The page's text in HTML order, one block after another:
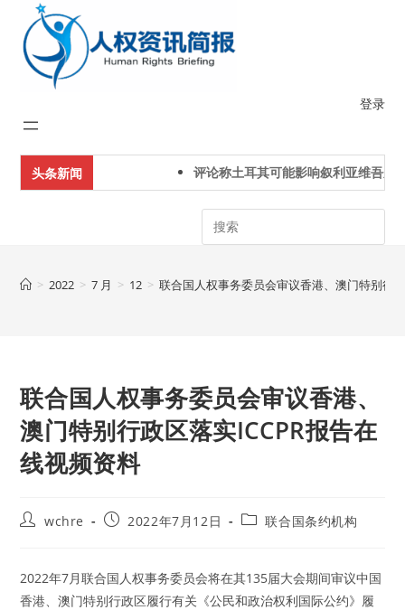
content
登录
头条新闻 评论称土耳其可能影响叙利亚维吾尔
Search
> 2022 > 7 月 > 12 > 联合国人权事务委员会审议香港、澳门特别行
联合国人权事务委员会审议香港、
澳门特别行政区落实ICCPR报告在
线视频资料
Postwchre
Post2022年7月12日
Post联合国条约机构
2022年7月联合国人权事务委员会将在其135届大会期间审议中国
香港、澳门特别行政区履行有关《公民和政治权利国际公约》履